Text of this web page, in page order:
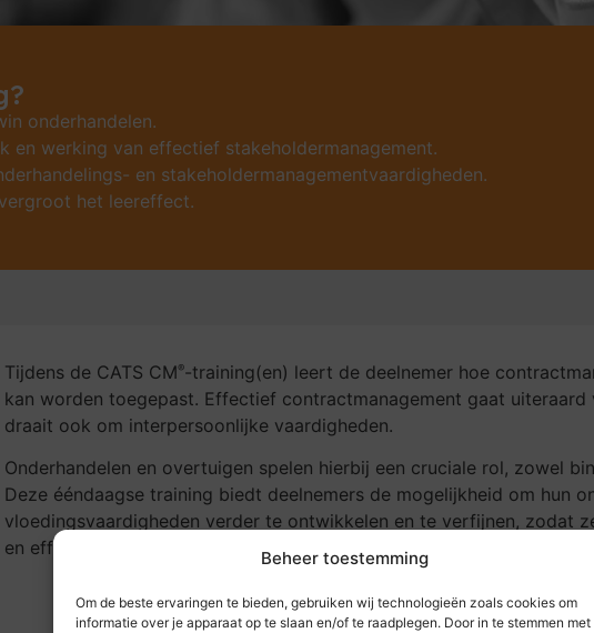
Beheer toestemming
Om de beste ervaringen te bieden, gebruiken wij technologieën zoals cookies om
informatie over je apparaat op te slaan en/of te raadplegen. Door in te stemmen met
onderhandelen.
en werking van effectief stakeholdermanagement.
en stakeholdermanagementvaardigheden.
het leereffect.
Tijdens de CATS CM®-trai­ning(en) leert de deelnemer hoe
kan worden toegepast. Effectief con­tract­man­a­ge­ment gaat uiteraard
draait ook om inter­per­soon­lijke vaar­dig­heden.
Onder­han­delen en over­tui­gen spelen hierbij een cruciale rol, zowel
Deze ééndaagse training biedt deel­nemers de mogelijk­heid om hun
vloe­dings­vaar­dig­heden verder te ont­wik­kelen en te verfijnen, zodat
en effec­tiever kunnen opereren in ver­schil­lende situaties.